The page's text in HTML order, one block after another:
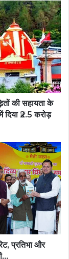
की सहायता के
दिया ₹2.5 करोड़
प्रतिभा और